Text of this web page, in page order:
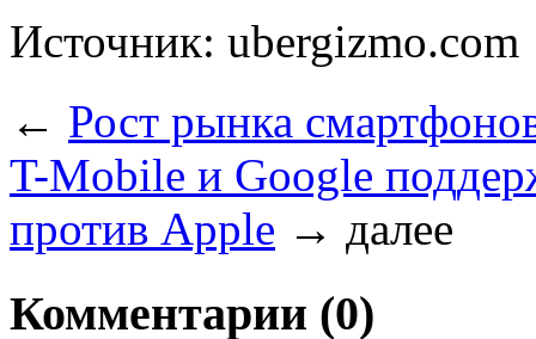
Источник: ubergizmo.com
← Рост рынка
T-Mobile и Google
против Apple → далее
Комментарии (0)